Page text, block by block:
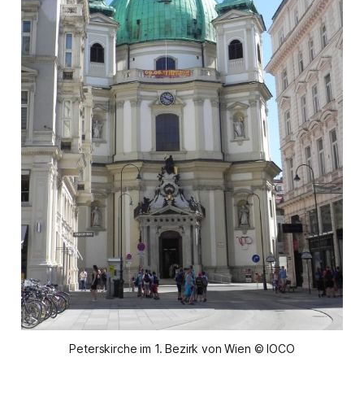
Peterskirche im 1. Bezirk von Wien © IOCO